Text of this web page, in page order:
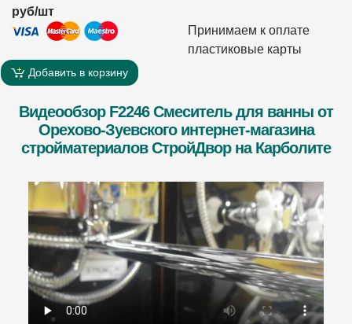
руб/шт
Принимаем к оплате
пластиковые карты
Добавить в корзину
Видеообзор F2246 Смеситель для ванны от
Орехово-Зуевского интернет-магазина
стройматериалов СтройДвор на Карболите